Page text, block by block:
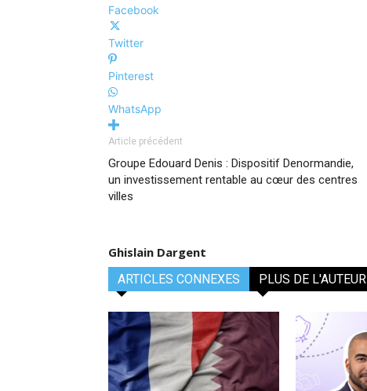
Facebook
Twitter
Pinterest
WhatsApp
Article précédent
Groupe Edouard Denis : Dispositif Denormandie,
un investissement rentable au cœur des centres
villes
Ghislain Dargent
ARTICLES CONNEXES PLUS DE L'AUTEUR